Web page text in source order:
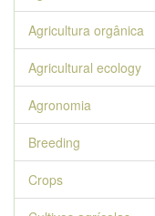
Agricultura orgânica
Agricultural ecology
Agronomia
Breeding
Crops